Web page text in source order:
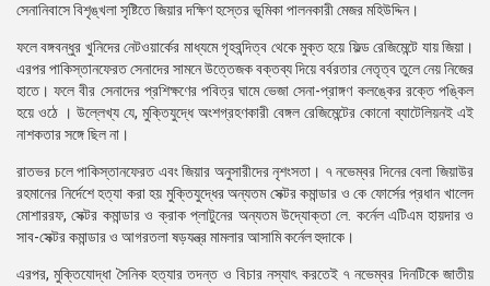
সেনানিবাসে বিশৃঙ্খলা সৃষ্টিতে জিয়ার দক্ষিণ হস্তের ভূমিকা পালনকারী মেজর মহিউদ্দিন।
ফলে বঙ্গবন্ধুর খুনিদের নেটওয়ার্কের মাধ্যমে গৃহবন্দিত্ব থেকে মুক্ত হয়ে ফিল্ড রেজিমেন্টে যায় জিয়া।
এরপর পাকিস্তানফেরত সেনাদের সামনে উত্তেজক বক্তব্য দিয়ে বর্বরতার নেতৃত্ব তুলে নেয় নিজের
হাতে। ফলে বীর সেনাদের প্রশিক্ষণের পবিত্র ঘামে ভেজা সেনা-প্রাঙ্গণ কলঙ্কের রক্তে পঙ্কিল
হয়ে ওঠে । উল্লেখ্য যে, মুক্তিযুদ্ধে অংশগ্রহণকারী বেঙ্গল রেজিমেন্টের কোনো ব্যাটেলিয়নই এই
নাশকতার সঙ্গে ছিল না।
রাতভর চলে পাকিস্তানফেরত এবং জিয়ার অনুসারীদের নৃশংসতা। ৭ নভেম্বর দিনের বেলা জিয়াউর
রহমানের নির্দেশে হত্যা করা হয় মুক্তিযুদ্ধের অন্যতম সেক্টর কমান্ডার ও কে ফোর্সের প্রধান খালেদ
মোশাররফ, সেক্টর কমান্ডার ও ক্রাক প্লাটুনের অন্যতম উদ্যোক্তা লে. কর্নেল এটিএম হায়দার ও
সাব-সেক্টর কমান্ডার ও আগরতলা ষড়যন্ত্র মামলার আসামি কর্নেল হুদাকে।
এরপর, মুক্তিযোদ্ধা সৈনিক হত্যার তদন্ত ও বিচার নস্যাৎ করতেই ৭ নভেম্বর দিনটিকে জাতীয়